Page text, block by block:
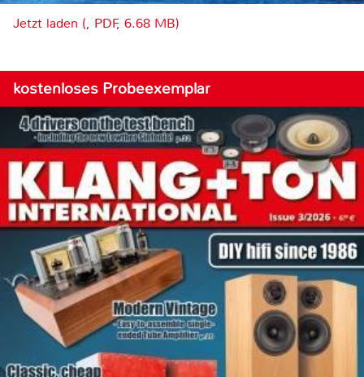
Jetzt laden (, PDF, 6.68 MB)
kostenloses Probeexemplar